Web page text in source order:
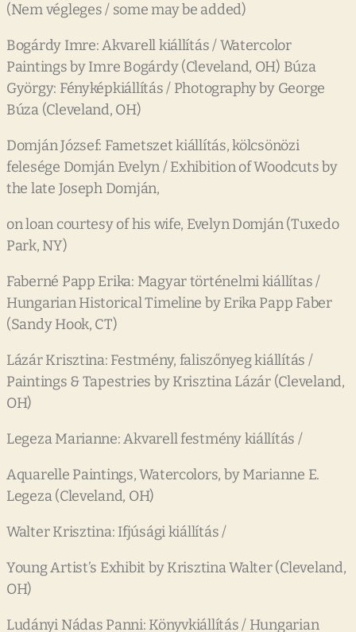
(Nem végleges / some may be added)
Bogárdy Imre: Akvarell kiállítás / Watercolor
Paintings by Imre Bogárdy (Cleveland, OH) Búza
György: Fényképkiállítás / Photography by George
Búza (Cleveland, OH)
Domján József: Fametszet kiállítás, kölcsönözi
felesége Domján Evelyn / Exhibition of Woodcuts by
the late Joseph Domján,
on loan courtesy of his wife, Evelyn Domján (Tuxedo
Park, NY)
Faberné Papp Erika: Magyar történelmi kiállítas /
Hungarian Historical Timeline by Erika Papp Faber
(Sandy Hook, CT)
Lázár Krisztina: Festmény, faliszőnyeg kiállítás /
Paintings & Tapestries by Krisztina Lázár (Cleveland,
OH)
Legeza Marianne: Akvarell festmény kiállítás /
Aquarelle Paintings, Watercolors, by Marianne E.
Legeza (Cleveland, OH)
Walter Krisztina: Ifjúsági kiállítás /
Young Artist’s Exhibit by Krisztina Walter (Cleveland,
OH)
Ludányi Nádas Panni: Könyvkiállítás / Hungarian